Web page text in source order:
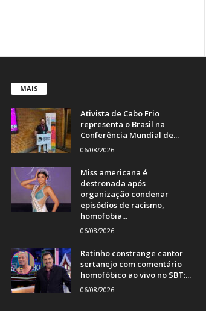
MAIS
Ativista de Cabo Frio
representa o Brasil na
Conferência Mundial de...
06/08/2026
Miss americana é
destronada após
organização condenar
episódios de racismo,
homofobia...
06/08/2026
Ratinho constrange cantor
sertanejo com comentário
homofóbico ao vivo no SBT:...
06/08/2026